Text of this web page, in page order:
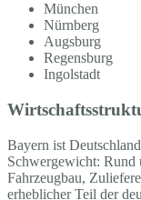
München
Nürnberg
Augsburg
Regensburg
Ingolstadt
Bayern ist
Schwergewicht: Rund
Fahrzeugbau,
erheblicher Teil der